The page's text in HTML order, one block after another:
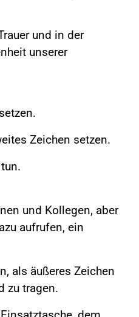
und in der
unserer
Zeichen setzen.
und Kollegen, aber
aufrufen, ein
als äußeres Zeichen
zu tragen.